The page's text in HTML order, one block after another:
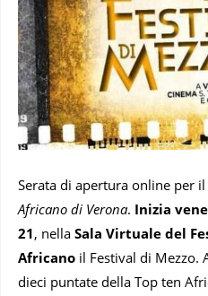
Serata di apertura online per il
Africano di Verona. Inizia
21, nella Sala Virtuale del
Africano il Festival di Mezzo.
dieci puntate della Top ten